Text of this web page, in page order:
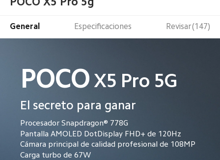
General Especificaciones Revisar(147)
POCO X5 Pro 5G
El secreto para ganar
Procesador Snapdragon® 778G
Pantalla AMOLED DotDisplay FHD+ de 120Hz
Cámara principal de calidad profesional de 108MP
Carga turbo de 67W